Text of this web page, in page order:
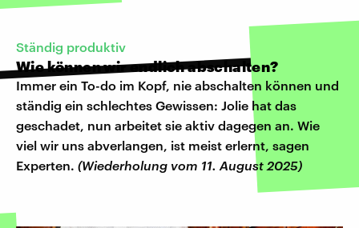
Ständig produktiv
Wie können wir endlich abschalten?
Immer ein To-do im Kopf, nie abschalten können und
ständig ein schlechtes Gewissen: Jolie hat das
geschadet, nun arbeitet sie aktiv dagegen an. Wie
viel wir uns abverlangen, ist meist erlernt, sagen
Experten. (Wiederholung vom 11. August 2025)